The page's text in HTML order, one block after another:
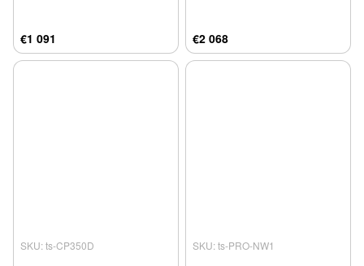
€1 091 €2 068
SKU: ts-CP350D SKU: ts-PRO-NW1